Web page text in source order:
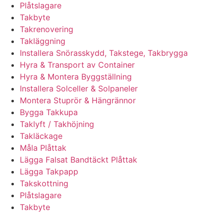
Plåtslagare
Takbyte
Takrenovering
Takläggning
Installera Snörasskydd, Takstege, Takbrygga
Hyra & Transport av Container
Hyra & Montera Byggställning
Installera Solceller & Solpaneler
Montera Stuprör & Hängrännor
Bygga Takkupa
Taklyft / Takhöjning
Takläckage
Måla Plåttak
Lägga Falsat Bandtäckt Plåttak
Lägga Takpapp
Takskottning
Plåtslagare
Takbyte